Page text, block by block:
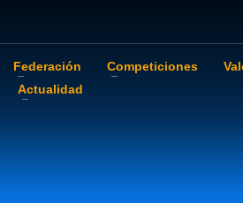
Federación Competiciones
Actualidad